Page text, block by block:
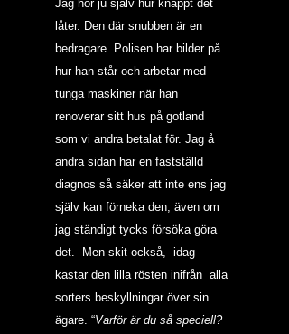
Jag hör ju själv hur knäppt det
låter. Den där snubben är en
bedragare. Polisen har bilder på
hur han står och arbetar med
tunga maskiner när han
renoverar sitt hus på gotland
som vi andra betalat för. Jag å
andra sidan har en fastställd
diagnos så säker att inte ens jag
själv kan förneka den, även om
jag ständigt tycks försöka göra
det.  Men skit också,  idag
kastar den lilla rösten inifrån  alla
sorters beskyllningar över sin
ägare. “Varför är du så speciell?